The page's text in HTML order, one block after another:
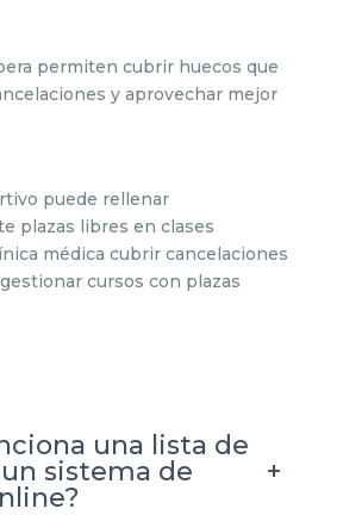
permiten cubrir huecos que
y aprovechar mejor
puede rellenar
plazas libres en clases
médica cubrir cancelaciones
cursos con plazas
una lista de
sistema de
+